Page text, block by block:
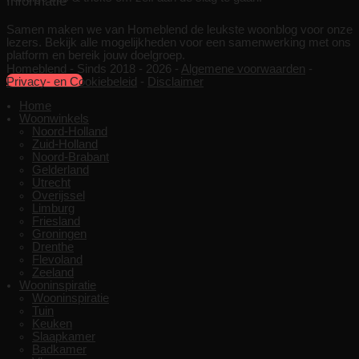
Samen maken we van Homeblend de leukste woonblog voor onze
lezers. Bekijk alle mogelijkheden voor een samenwerking met ons
platform en bereik jouw doelgroep.
Samenwerken
Homeblend - Sinds 2018 - 2026 - Algemene voorwaarden -
Privacy- en Cookiebeleid - Disclaimer
Home
Woonwinkels
Noord-Holland
Zuid-Holland
Noord-Brabant
Gelderland
Utrecht
Overijssel
Limburg
Friesland
Groningen
Drenthe
Flevoland
Zeeland
Wooninspiratie
Wooninspiratie
Tuin
Keuken
Slaapkamer
Badkamer